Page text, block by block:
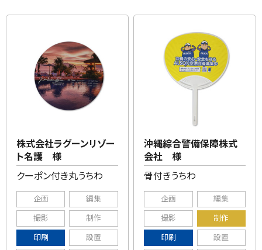
株式会社ラグーンリゾー
ト名護 様
クーポン付き丸うちわ
企画
編集
撮影
制作
印刷
設置
沖縄綜合警備保障株式
会社 様
骨付きうちわ
企画
編集
撮影
制作
印刷
設置